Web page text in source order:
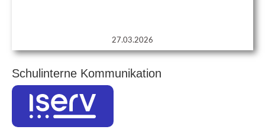
27.03.2026
Schulinterne Kommunikation
iServ